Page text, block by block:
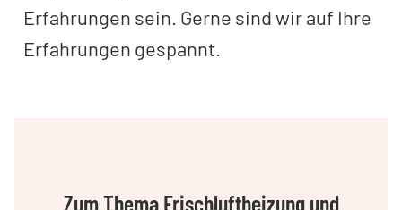
Erfahrungen sein. Gerne sind wir auf Ihre
Erfahrungen gespannt.
Zum Thema Frischluftheizung und